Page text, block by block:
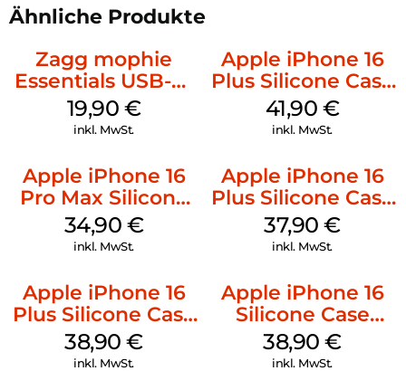
Ähnliche Produkte
Zagg mophie
Essentials USB-C-
20W Charger PD
Weiß
19,90 €
inkl. MwSt.
Apple iPhone 16
Plus Silicone Case
MagSafe Stone
Gray
41,90 €
inkl. MwSt.
Apple iPhone 16
Pro Max Silicone
Case MagSafe
Denim
34,90 €
inkl. MwSt.
Apple iPhone 16
Plus Silicone Case
MagSafe Lake
Green
37,90€
inkl. MwSt.
Apple iPhone 16
Plus Silicone Case
MagSafe Denim
38,90€
inkl. MwSt.
Apple iPhone 16
Silicone Case
MagSafe
Ultramarine
38,90€
inkl. MwSt.